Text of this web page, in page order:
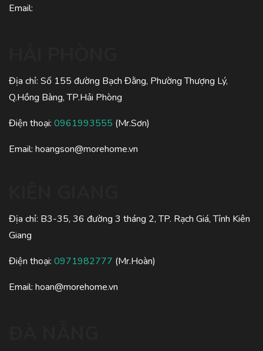
Email:
Địa chỉ: Số 155 đường Bạch Đằng, Phường Thượng Lý,
Q.Hồng Bàng, TP.Hải Phòng
Điện thoại: 0961993555 (Mr.Sơn)
Email: hoangson@morehome.vn
Địa chỉ: B3-35, 36 đường 3 tháng 2, TP. Rạch Giá, Tỉnh Kiên
Giang
Điện thoại: 0971982777 (Mr.Hoàn)
Email: hoan@morehome.vn